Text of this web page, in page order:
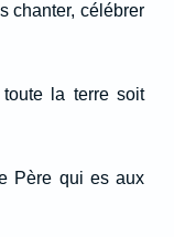
chanter, célébrer
la terre soit
Père qui es aux